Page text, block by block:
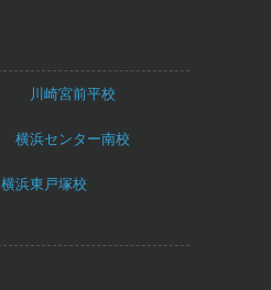
川崎宮前平校
横浜センター南校
横浜東戸塚校